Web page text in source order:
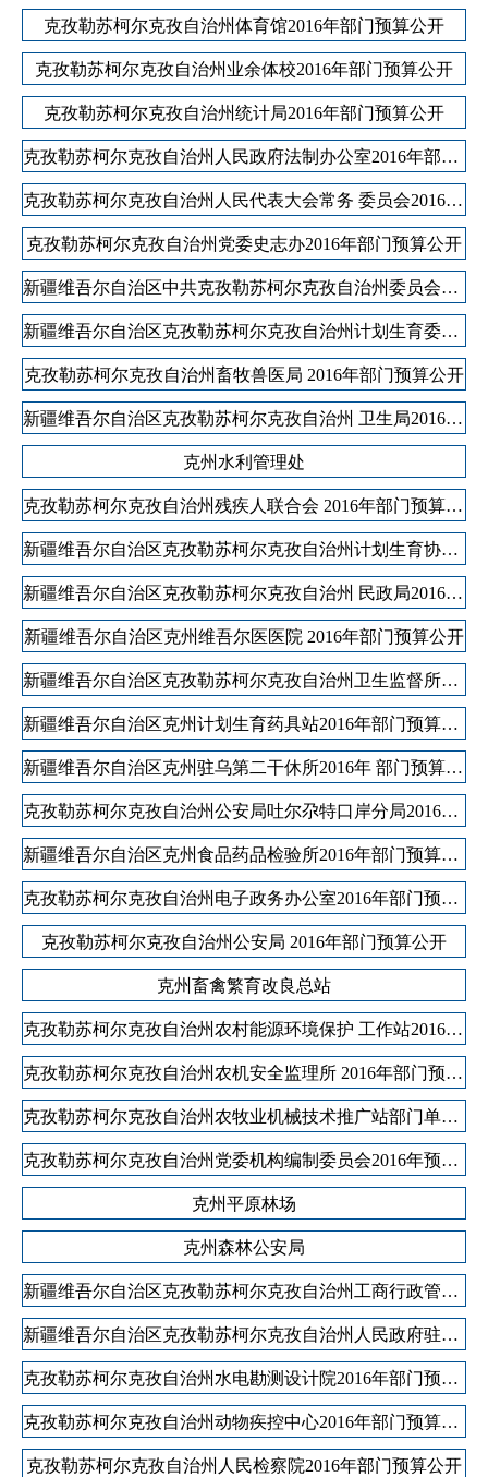
克孜勒苏柯尔克孜自治州体育馆2016年部门预算公开
克孜勒苏柯尔克孜自治州业余体校2016年部门预算公开
克孜勒苏柯尔克孜自治州统计局2016年部门预算公开
克孜勒苏柯尔克孜自治州人民政府法制办公室2016年部门预算公开
克孜勒苏柯尔克孜自治州人民代表大会常务 委员会2016年部门预算公开
克孜勒苏柯尔克孜自治州党委史志办2016年部门预算公开
新疆维吾尔自治区中共克孜勒苏柯尔克孜自治州委员会宣传部2016年部门预算公开
新疆维吾尔自治区克孜勒苏柯尔克孜自治州计划生育委员会2016年部门预算公开
克孜勒苏柯尔克孜自治州畜牧兽医局 2016年部门预算公开
新疆维吾尔自治区克孜勒苏柯尔克孜自治州 卫生局2016年部门预算公开
克州水利管理处
克孜勒苏柯尔克孜自治州残疾人联合会 2016年部门预算公开
新疆维吾尔自治区克孜勒苏柯尔克孜自治州计划生育协会2016年部门预算公开
新疆维吾尔自治区克孜勒苏柯尔克孜自治州 民政局2016年部门预算公开
新疆维吾尔自治区克州维吾尔医医院 2016年部门预算公开
新疆维吾尔自治区克孜勒苏柯尔克孜自治州卫生监督所2016年部门预算公开
新疆维吾尔自治区克州计划生育药具站2016年部门预算公开
新疆维吾尔自治区克州驻乌第二干休所2016年 部门预算公开
克孜勒苏柯尔克孜自治州公安局吐尔尕特口岸分局2016年部门预算公开
新疆维吾尔自治区克州食品药品检验所2016年部门预算公开
克孜勒苏柯尔克孜自治州电子政务办公室2016年部门预算公开
克孜勒苏柯尔克孜自治州公安局 2016年部门预算公开
克州畜禽繁育改良总站
克孜勒苏柯尔克孜自治州农村能源环境保护 工作站2016年部门预算公开
克孜勒苏柯尔克孜自治州农机安全监理所 2016年部门预算公开
克孜勒苏柯尔克孜自治州农牧业机械技术推广站部门单位2016年部门预算公开
克孜勒苏柯尔克孜自治州党委机构编制委员会2016年预算公开
克州平原林场
克州森林公安局
新疆维吾尔自治区克孜勒苏柯尔克孜自治州工商行政管理局2016年部门预算公开
新疆维吾尔自治区克孜勒苏柯尔克孜自治州人民政府驻乌鲁木齐办事处2016年部门预算公开
克孜勒苏柯尔克孜自治州水电勘测设计院2016年部门预算公开
克孜勒苏柯尔克孜自治州动物疾控中心2016年部门预算公开
克孜勒苏柯尔克孜自治州人民检察院2016年部门预算公开